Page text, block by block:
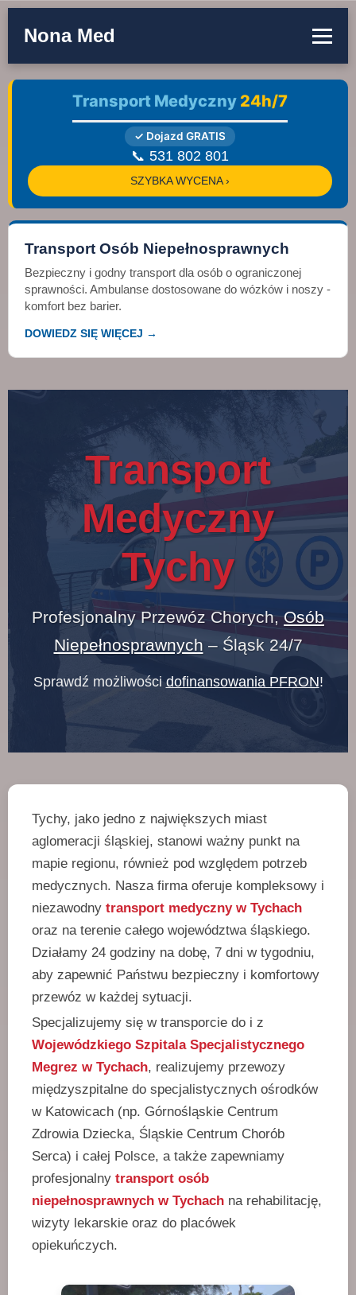
Nona Med
Transport Medyczny 24h/7
✓ Dojazd GRATIS
📞 531 802 801
SZYBKA WYCENA ›
Transport Osób Niepełnosprawnych
Bezpieczny i godny transport dla osób o ograniczonej
sprawności. Ambulanse dostosowane do wózków i noszy -
komfort bez barier.
DOWIEDZ SIĘ WIĘCEJ →
Transport
Medyczny
Tychy
Profesjonalny Przewóz Chorych,Osób
Niepełnosprawnych – Śląsk 24/7
Sprawdź możliwościdofinansowania PFRON!
Tychy, jako jedno z największych miast
aglomeracji śląskiej, stanowi ważny punkt na
mapie regionu, również pod względem potrzeb
medycznych. Nasza firma oferuje kompleksowy i
niezawodny transport medyczny w Tychach
oraz na terenie całego województwa śląskiego.
Działamy 24 godziny na dobę, 7 dni w tygodniu,
aby zapewnić Państwu bezpieczny i komfortowy
przewóz w każdej sytuacji.
Specjalizujemy się w transporcie do i z
Wojewódzkiego Szpitala Specjalistycznego
Megrez w Tychach, realizujemy przewozy
międzyszpitalne do specjalistycznych ośrodków
w Katowicach (np. Górnośląskie Centrum
Zdrowia Dziecka, Śląskie Centrum Chorób
Serca) i całej Polsce, a także zapewniamy
profesjonalny transport osób
niepełnosprawnych w Tychach na rehabilitację,
wizyty lekarskie oraz do placówek
opiekuńczych.